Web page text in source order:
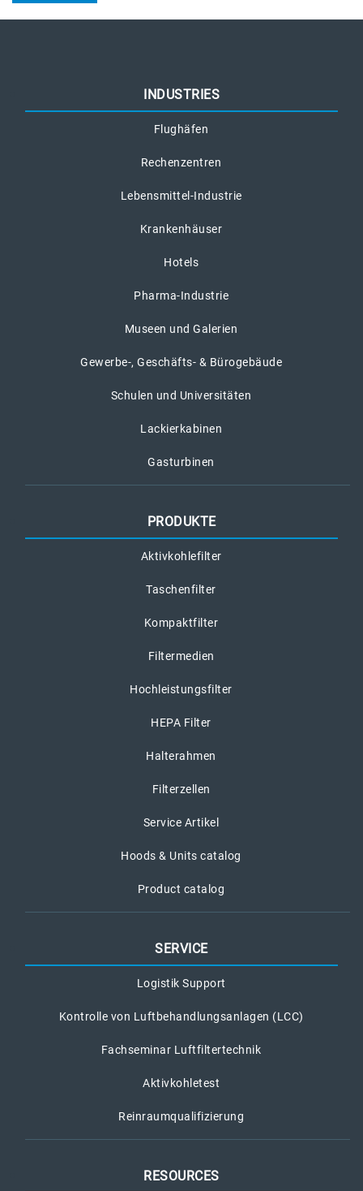
INDUSTRIES
Flughäfen
Rechenzentren
Lebensmittel-Industrie
Krankenhäuser
Hotels
Pharma-Industrie
Museen und Galerien
Gewerbe-, Geschäfts- & Bürogebäude
Schulen und Universitäten
Lackierkabinen
Gasturbinen
PRODUKTE
Aktivkohlefilter
Taschenfilter
Kompaktfilter
Filtermedien
Hochleistungsfilter
HEPA Filter
Halterahmen
Filterzellen
Service Artikel
Hoods & Units catalog
Product catalog
SERVICE
Logistik Support
Kontrolle von Luftbehandlungsanlagen (LCC)
Fachseminar Luftfiltertechnik
Aktivkohletest
Reinraumqualifizierung
RESOURCES